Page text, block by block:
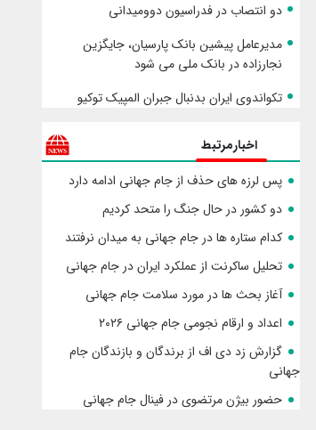
دو انتصاب در فدراسیون دوومیدانی
مدیرعامل پیشین بانک پارسیان، جایگزین
نجارزاده در بانک ملی می شود
تکواندوی ایران بدنبال جبران المپیک توکیو
اخبارمرتبط
پس لرزه های حذف از جام جهانی ادامه دارد
دو کشور در حال جنگ را متحد کردیم
کدام ستاره ها در جام جهانی به میدان نرفتند
تحلیل ساکرنت از عملکرد ایران در جام جهانی
آغاز بحث ها در مورد سلامت جام جهانی
اعداد و ارقام نجومی جام جهانی ۲۰۲۶
گزارش زد دی اف از برندگان و بازندگان جام
جهانی
حضور بیژن مرتضوی در فینال جام جهانی